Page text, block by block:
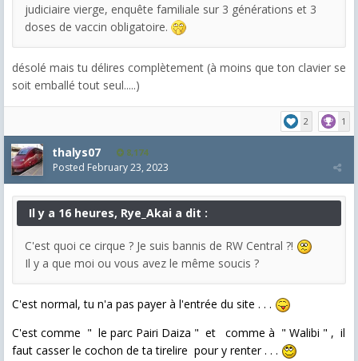
judiciaire vierge, enquête familiale sur 3 générations et 3
doses de vaccin obligatoire.
désolé mais tu délires complètement (à moins que ton clavier se
soit emballé tout seul.....)
2 1
thalys07 8,174
Posted February 23, 2023
Il y a 16 heures, Rye_Akai a dit :
C'est quoi ce cirque ? Je suis bannis de RW Central ?!
Il y a que moi ou vous avez le même soucis ?
C'est normal, tu n'a pas payer à l'entrée du site . . .
C'est comme " le parc Pairi Daiza " et comme à " Walibi " , il
faut casser le cochon de ta tirelire pour y renter . . .